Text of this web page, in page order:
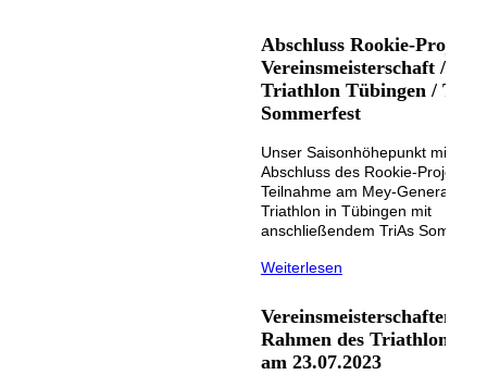
Abschluss Rookie-Projekt-
Vereinsmeisterschaft / Mey
Triathlon Tübingen /
Sommerfest
Unser Saisonhöhepunkt mit dem
Abschluss des Rookie-Projekts
Teilnahme am Mey-Generalbau-
Triathlon in Tübingen mit
anschließendem TriAs
Weiterlesen
Vereinsmeisterschaften
Rahmen des Triathlon
am 23.07.2023